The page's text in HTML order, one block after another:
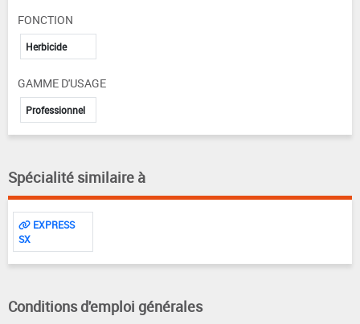
FONCTION
Herbicide
GAMME D'USAGE
Professionnel
Spécialité similaire à
EXPRESS
SX
Conditions d'emploi générales